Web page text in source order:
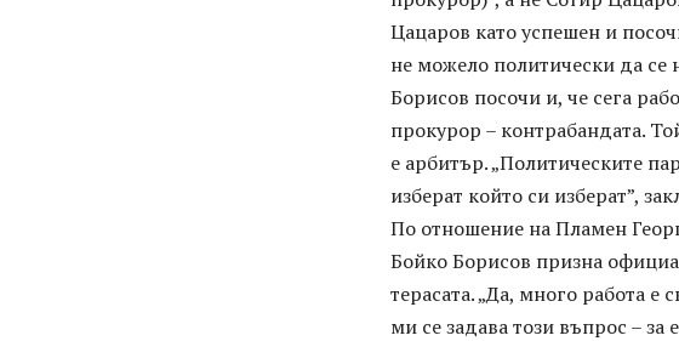
Цацаров като успешен и
не можело политически да се
Борисов посочи и, че сега
прокурор – контрабандата.
е арбитър. „Политическите
изберат който си изберат”,
По отношение на Пламен
Бойко Борисов призна
терасата. „Да, много работа
ми се задава този въпрос –